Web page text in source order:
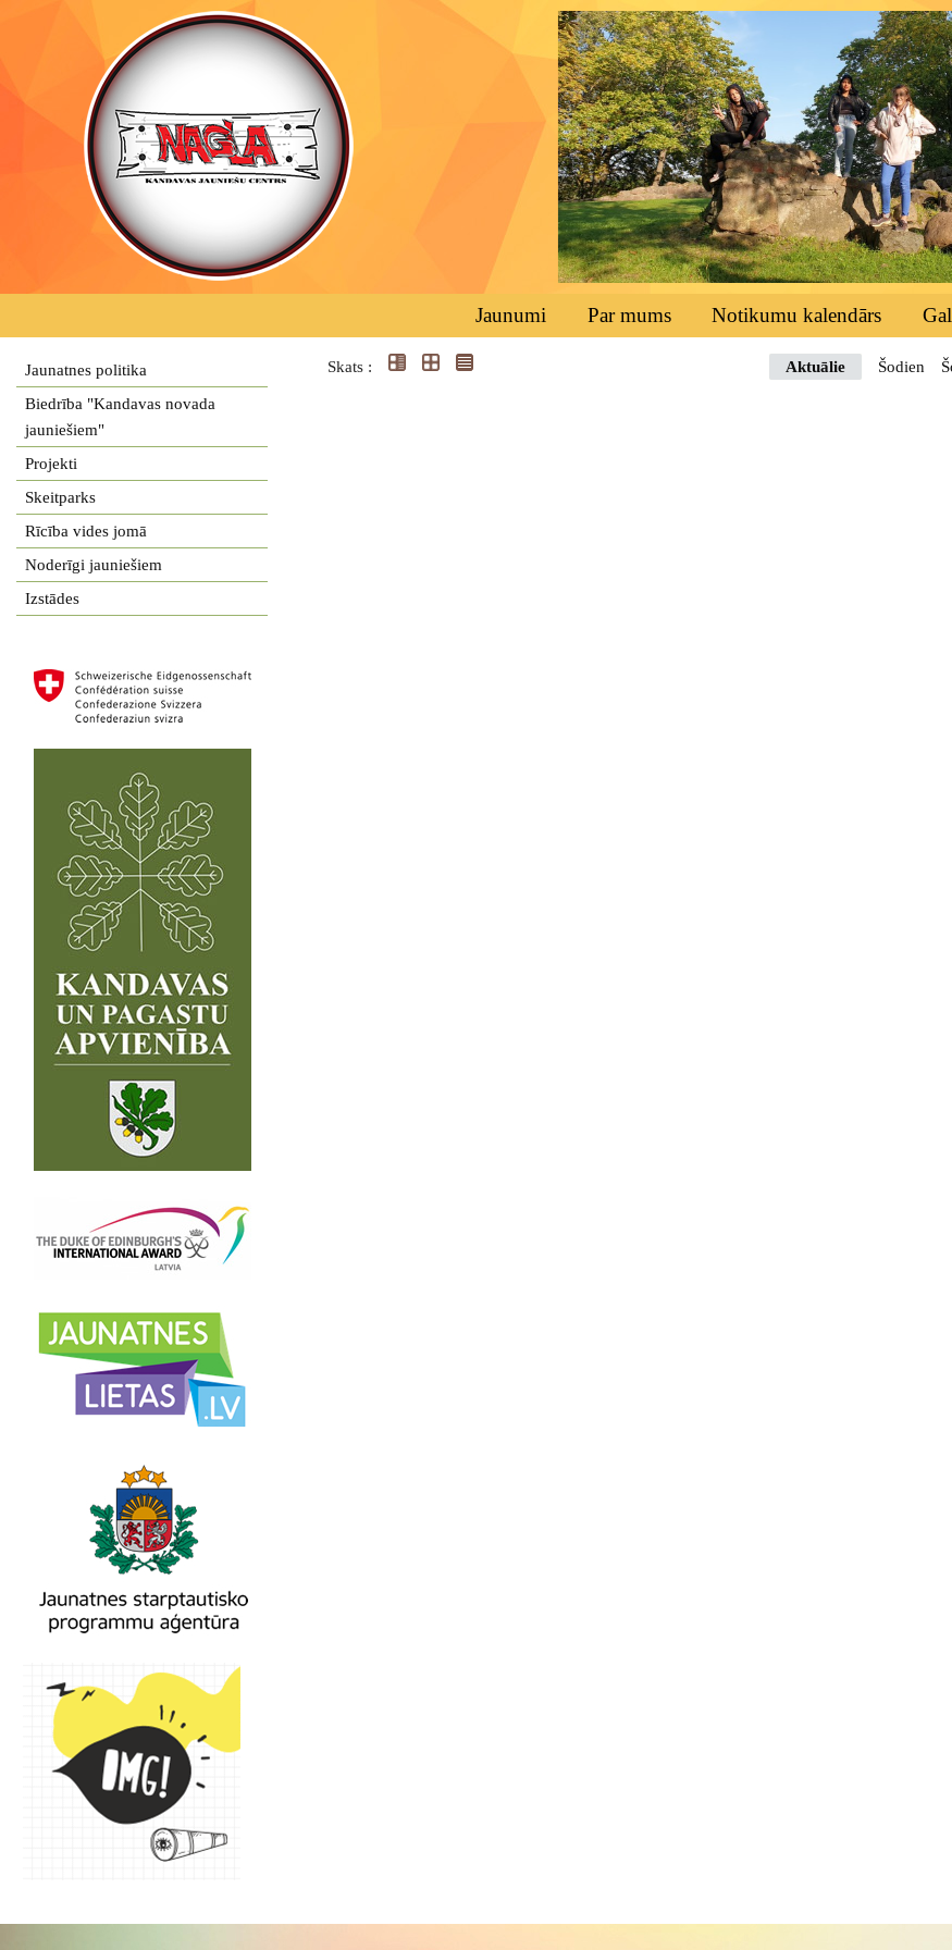
Jaunumi Par mums Notikumu kalendārs
Jaunatnes politika
Biedrība "Kandavas novada
jauniešiem"
Projekti
Skeitparks
Rīcība vides jomā
Noderīgi jauniešiem
Izstādes
Skats : Aktuālie Šodien